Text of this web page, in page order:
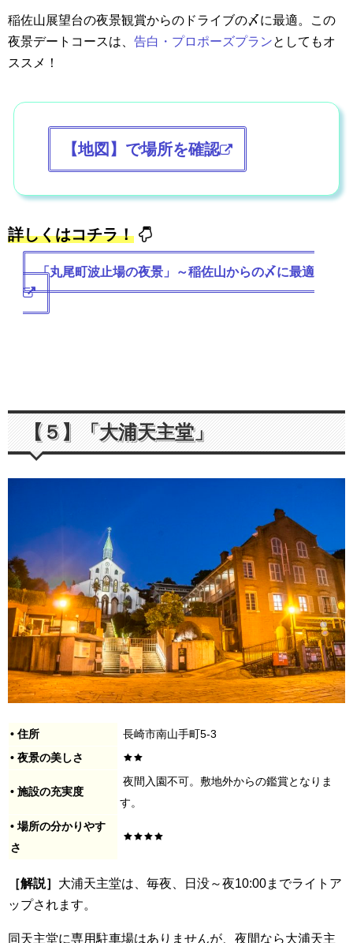
稲佐山展望台の夜景観賞からのドライブの〆に最適。この
夜景デートコースは、 告白・プロポーズプランとしてもオ
ススメ！
【地図】で場所を確認
詳しくはコチラ！
「丸尾町波止場の夜景」～稲佐山からの〆に最適
【５】「大浦天主堂」
• 住所
長崎市南山手町5-3
• 夜景の美しさ
• 施設の充実度
夜間入園不可。敷地外からの鑑賞となりま
す。
• 場所の分かりやす
さ
［解説］ 大浦天主堂は、毎夜、日没～夜10:00までライトア
ップされます。
同天主堂に専用駐車場はありませんが、夜間なら大浦天主